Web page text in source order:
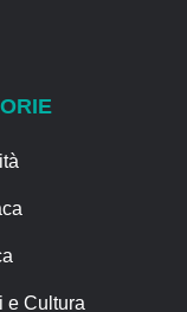
e Cultura